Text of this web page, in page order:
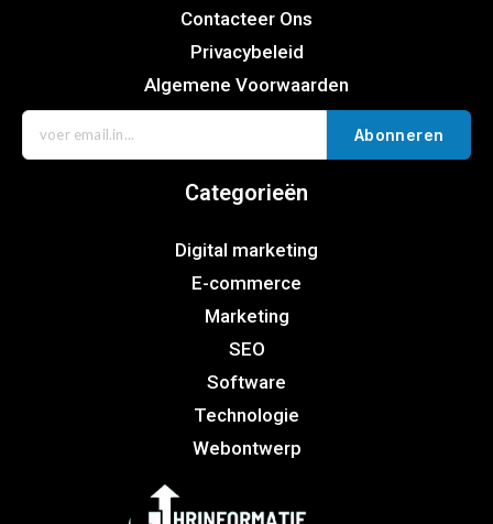
Contacteer Ons
Privacybeleid
Algemene Voorwaarden
Abonneren
Categorieën
Digital marketing
E-commerce
Marketing
SEO
Software
Technologie
Webontwerp